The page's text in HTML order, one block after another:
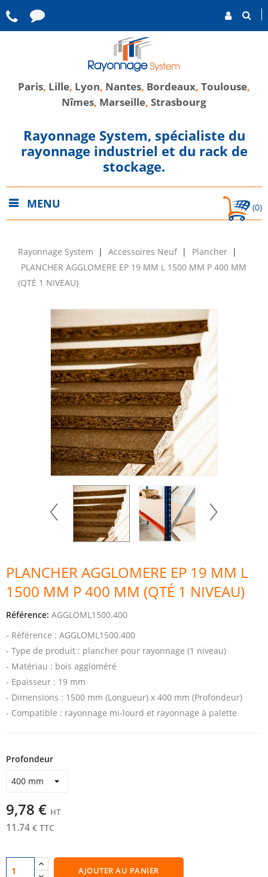
Paris, Lille, Lyon, Nantes, Bordeaux, Toulouse,
Nîmes, Marseille, Strasbourg
Rayonnage System, spécialiste du
rayonnage industriel et du rack de
stockage.
MENU (0)
Rayonnage System Accessoires Neuf
Plancher
PLANCHER AGGLOMERE EP 19 MM L 1500 MM P 400 MM
(QTÉ 1 NIVEAU)
PLANCHER AGGLOMERE EP 19 MM L
1500 MM P 400 MM (QTÉ 1 NIVEAU)
Référence: AGGLOML1500.400
- Référence : AGGLOML1500.400
- Type de produit : plancher pour rayonnage (1 niveau)
- Matériau : bois aggloméré
- Epaisseur : 19 mm
- Dimensions : 1500 mm (Longueur) x 400 mm (Profondeur)
- Compatible : rayonnage mi-lourd et rayonnage à palette
Profondeur
9,78 € HT
11.74 € TTC
AJOUTER AU PANIER